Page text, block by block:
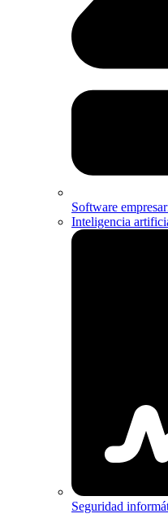
Software
Inteligencia
Seguridad